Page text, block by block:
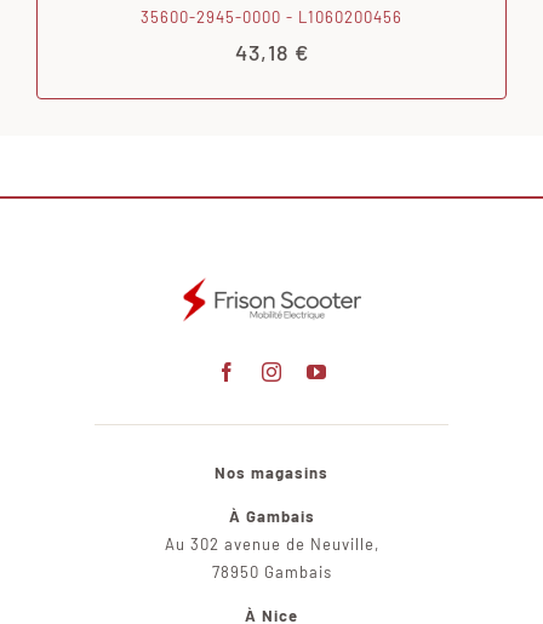
35600-2945-0000 - L1060200456
43,18 €
Nos magasins
À Gambais
Au 302 avenue de Neuville,
78950 Gambais
À Nice